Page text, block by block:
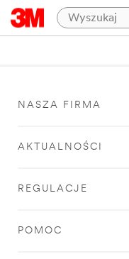
NASZA FIRMA
AKTUALNOŚCI
REGULACJE
POMOC